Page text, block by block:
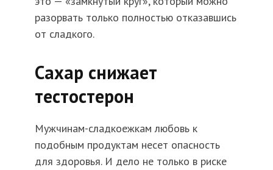
разорвать только полностью отказавшись
от сладкого.
Сахар снижает
тестостерон
Мужчинам-сладкоежкам любовь к
подобным продуктам несет опасность
для здоровья. И дело не только в риске